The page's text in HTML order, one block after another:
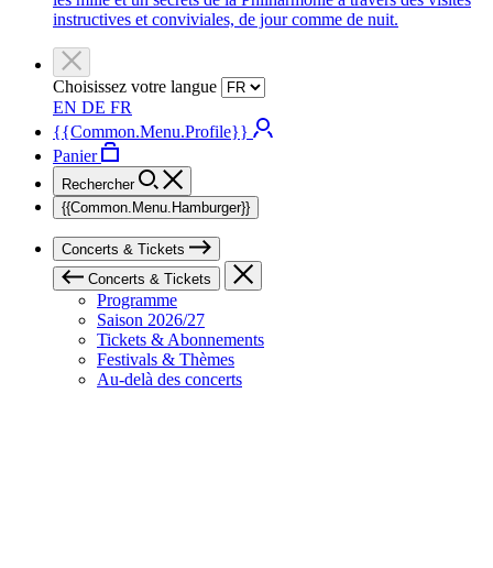
instructives et conviviales, de jour comme de nuit.
Choisissez votre langue
EN DE FR
{{Common.Menu.Profile}}
Panier
Rechercher
{{Common.Menu.Hamburger}}
Concerts & Tickets
Concerts & Tickets
Programme
Saison 2026/27
Tickets & Abonnements
Festivals & Thèmes
Au-delà des concerts